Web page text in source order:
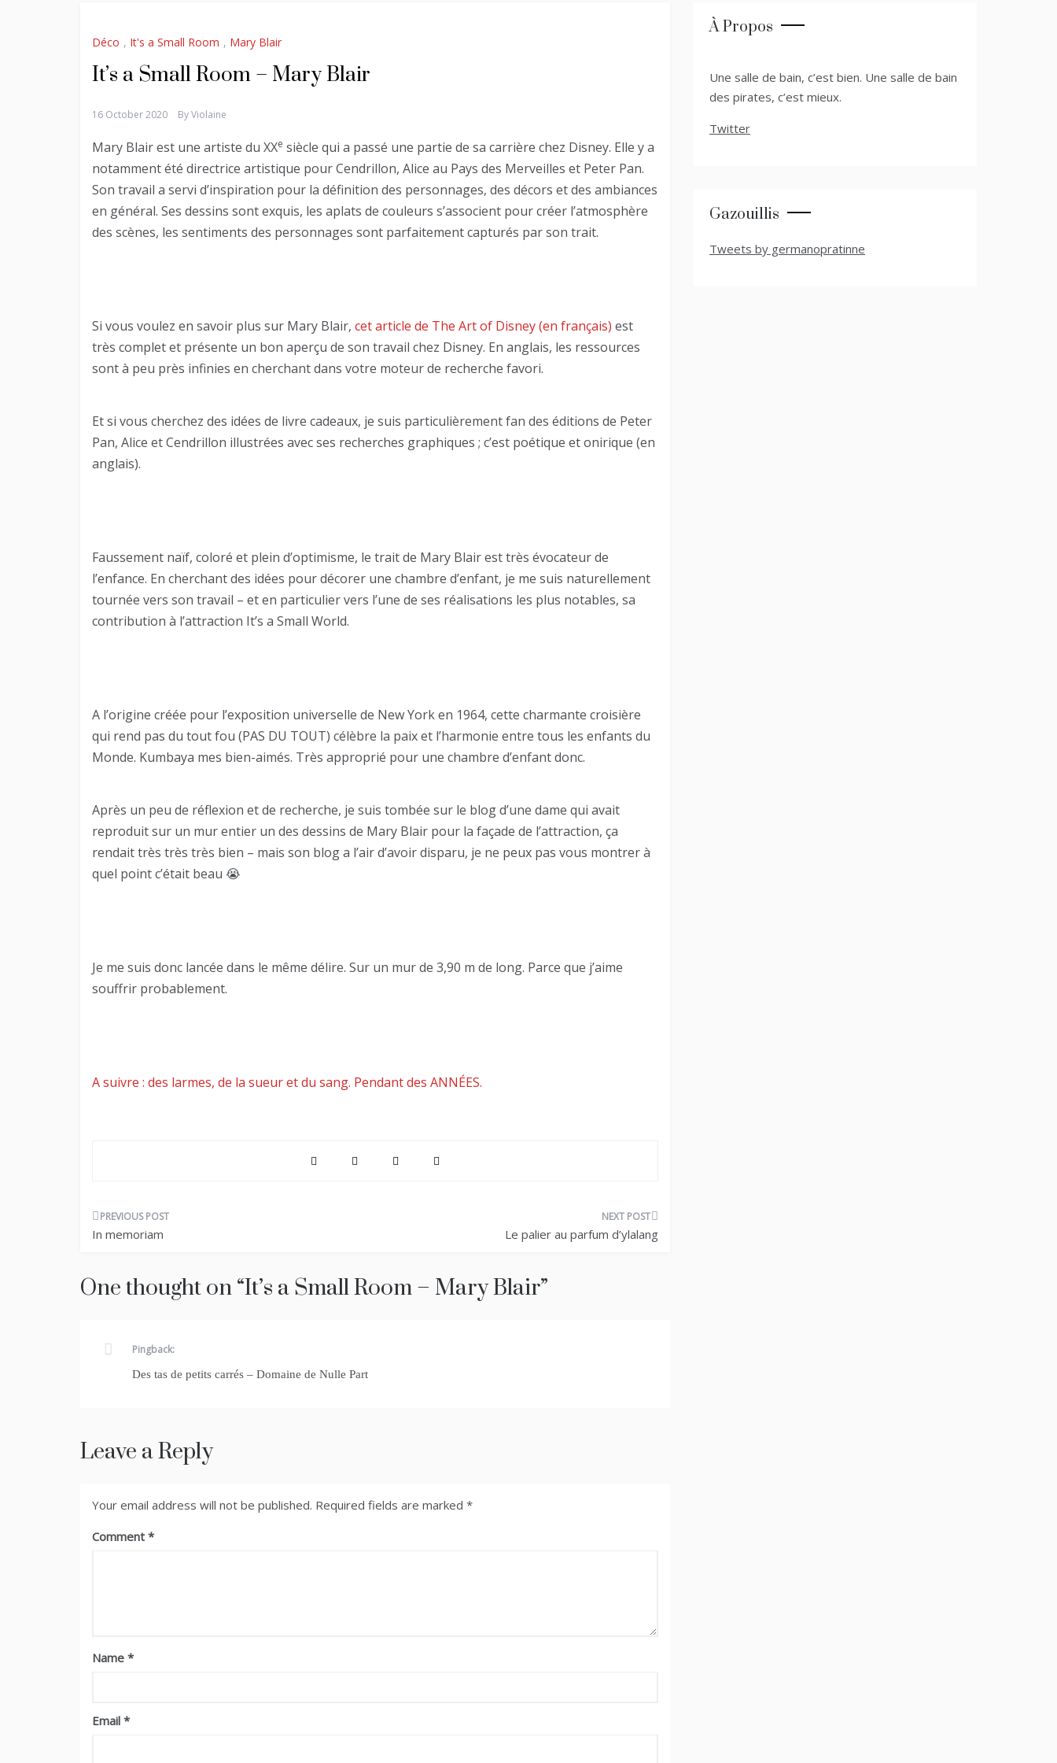
Déco , It's a Small Room , Mary Blair
It’s a Small Room – Mary Blair
16 October 2020 ByViolaine
Mary Blair est une artiste du XXe siècle qui a passé une partie de sa carrière chez Disney. Elle y a
notamment été directrice artistique pour Cendrillon, Alice au Pays des Merveilles et Peter Pan.
Son travail a servi d’inspiration pour la définition des personnages, des décors et des ambiances
en général. Ses dessins sont exquis, les aplats de couleurs s’associent pour créer l’atmosphère
des scènes, les sentiments des personnages sont parfaitement capturés par son trait.
Si vous voulez en savoir plus sur Mary Blair, cet article de The Art of Disney (en français) est
très complet et présente un bon aperçu de son travail chez Disney. En anglais, les ressources
sont à peu près infinies en cherchant dans votre moteur de recherche favori.
Et si vous cherchez des idées de livre cadeaux, je suis particulièrement fan des éditions de Peter
Pan, Alice et Cendrillon illustrées avec ses recherches graphiques ; c’est poétique et onirique (en
anglais).
Faussement naïf, coloré et plein d’optimisme, le trait de Mary Blair est très évocateur de
l’enfance. En cherchant des idées pour décorer une chambre d’enfant, je me suis naturellement
tournée vers son travail – et en particulier vers l’une de ses réalisations les plus notables, sa
contribution à l’attraction It’s a Small World.
A l’origine créée pour l’exposition universelle de New York en 1964, cette charmante croisière
qui rend pas du tout fou (PAS DU TOUT) célèbre la paix et l’harmonie entre tous les enfants du
Monde. Kumbaya mes bien-aimés. Très approprié pour une chambre d’enfant donc.
Après un peu de réflexion et de recherche, je suis tombée sur le blog d’une dame qui avait
reproduit sur un mur entier un des dessins de Mary Blair pour la façade de l’attraction, ça
rendait très très très bien – mais son blog a l’air d’avoir disparu, je ne peux pas vous montrer à
quel point c’était beau 😭
Je me suis donc lancée dans le même délire. Sur un mur de 3,90 m de long. Parce que j’aime
souffrir probablement.
A suivre : des larmes, de la sueur et du sang. Pendant des ANNÉES.
Post
In memoriam Le palier au parfum d’ylalang
One thought on “It’s a Small Room – Mary Blair”
Pingback:
Des tas de petits carrés – Domaine de Nulle Part
Leave a Reply
Your email address will not be published. Required fields are marked *
Comment
Name *
Email *
À Propos
Une salle de bain, c’est bien. Une salle de bain
des pirates, c’est mieux.
Twitter
Gazouillis
Tweets by germanopratinne